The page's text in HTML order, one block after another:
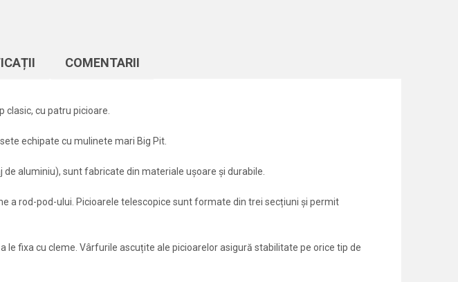
COMENTARII
clasic, cu patru picioare.
echipate cu mulinete mari Big Pit.
aluminiu), sunt fabricate din materiale ușoare și durabile.
a rod-pod-ului. Picioarele telescopice sunt formate din trei secțiuni și permit
fixa cu cleme. Vârfurile ascuțite ale picioarelor asigură stabilitate pe orice tip de